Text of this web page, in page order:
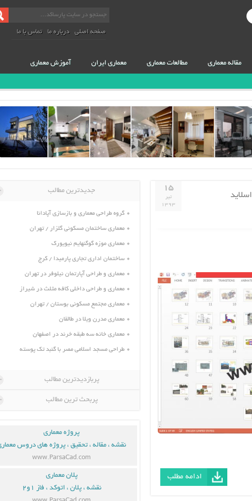
صفحه اصلی درباره ما تماس با ما
مقاله معماری مطالعات معماری معماری ایران آموزش معماری
۱۵
تیر
۱۳۹۳
ادامه مطلب
جدیدترین مطالب
گروه طراحی معماری و بازسازی آپادانا
معماری ساختمان مسکونی گلزار / تهران
معماری موزه گوگنهایم نیویورک
ساختمان اداری تجاری پارمیدا / کرج
معماری و طراحی آپارتمان نیلوفر در تهران
معماری و طراحی داخلی کافه مثلث در شیراز
معماری مجتمع مسکونی بوستان / تهران
معماری مدرن ویلا در طالقان
معماری خانه سه طبقه خرند در اصفهان
طراحی مسجد اسلامی مصر با گنبد تک پوسته
پربازدیدترین مطالب
پربحث ترین مطالب
پروژه معماری
نقشه ، مقاله ، تحقیق ، پروژه های دروس
www.ParsaCad.com
پلان معماری
نقشه ، پلان ، اتوکد ، فاز ۱و۲